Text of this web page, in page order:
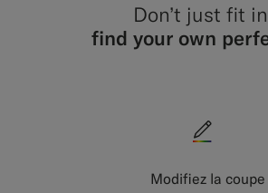
Don’t just fit
find your own
Modifiez la coupe